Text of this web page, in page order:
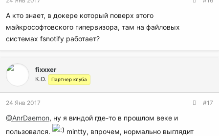
А кто знает, в докере который поверх этого
майкрософтовского гипервизора, там на файловых
системах fsnotify работает?
fixxxer
К.О. Партнер клуба
24 Янв 2017 #17
@AnrDaemon, ну я виндой где-то в прошлом веке и
пользовался.
mintty, впрочем, нормально выглядит